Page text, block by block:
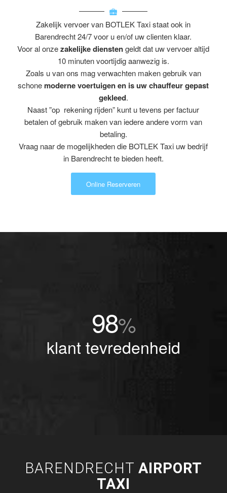
Zakelijk vervoer van BOTLEK Taxi staat ook in
Barendrecht 24/7 voor u en/of uw clienten klaar.
Voor al onzezakelijke dienstengeldt dat uw vervoer altijd
10 minuten voortijdig aanwezig is.
Zoals u van ons mag verwachten maken gebruik van
schone moderne voertuigen en is uw chauffeur gepast
gekleed.
Naast ”op rekening rijden” kunt u tevens per factuur
betalen of gebruik maken van iedere andere vorm van
betaling.
Vraag naar de mogelijkheden die BOTLEK Taxi uw bedrijf
in Barendrecht te bieden heeft.
Online Reserveren
98%
klant tevredenheid
BARENDRECHT AIRPORT
TAXI